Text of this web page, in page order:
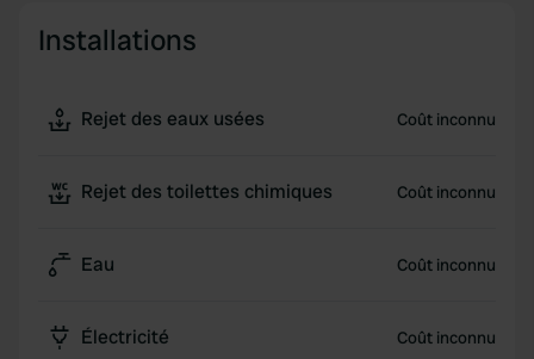
Installations
Rejet des eaux usées Coût inconnu
Rejet des toilettes chimiques Coût inconnu
Eau Coût inconnu
Électricité Coût inconnu